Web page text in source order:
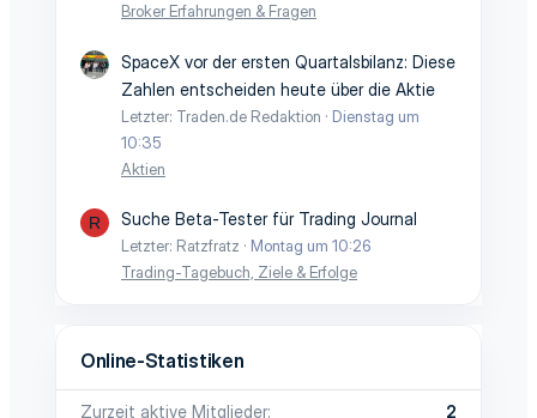
Broker Erfahrungen & Fragen
SpaceX vor der ersten Quartalsbilanz: Diese
Zahlen entscheiden heute über die Aktie
Letzter: Traden.de Redaktion
Dienstag um
10:35
Aktien
R Suche Beta-Tester für Trading Journal
Letzter: Ratzfratz
Montag um 10:26
Trading-Tagebuch, Ziele & Erfolge
Online-Statistiken
Zurzeit aktive Mitglieder
2